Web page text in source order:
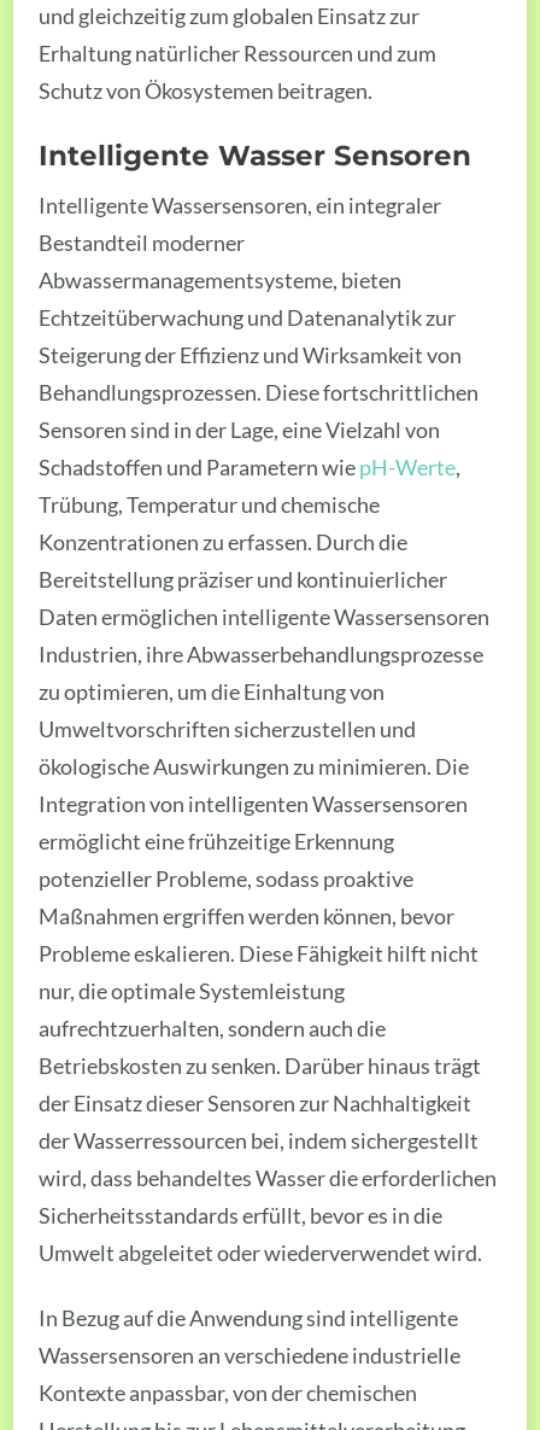
und gleichzeitig zum globalen Einsatz zur
Erhaltung natürlicher Ressourcen und zum
Schutz von Ökosystemen beitragen.
Intelligente Wasser Sensoren
Intelligente Wassersensoren, ein integraler
Bestandteil moderner
Abwassermanagementsysteme, bieten
Echtzeitüberwachung und Datenanalytik zur
Steigerung der Effizienz und Wirksamkeit von
Behandlungsprozessen. Diese fortschrittlichen
Sensoren sind in der Lage, eine Vielzahl von
Schadstoffen und Parametern wiepH-Werte,
Trübung, Temperatur und chemische
Konzentrationen zu erfassen. Durch die
Bereitstellung präziser und kontinuierlicher
Daten ermöglichen intelligente Wassersensoren
Industrien, ihre Abwasserbehandlungsprozesse
zu optimieren, um die Einhaltung von
Umweltvorschriften sicherzustellen und
ökologische Auswirkungen zu minimieren. Die
Integration von intelligenten Wassersensoren
ermöglicht eine frühzeitige Erkennung
potenzieller Probleme, sodass proaktive
Maßnahmen ergriffen werden können, bevor
Probleme eskalieren. Diese Fähigkeit hilft nicht
nur, die optimale Systemleistung
aufrechtzuerhalten, sondern auch die
Betriebskosten zu senken. Darüber hinaus trägt
der Einsatz dieser Sensoren zur Nachhaltigkeit
der Wasserressourcen bei, indem sichergestellt
wird, dass behandeltes Wasser die erforderlichen
Sicherheitsstandards erfüllt, bevor es in die
Umwelt abgeleitet oder wiederverwendet wird.
In Bezug auf die Anwendung sind intelligente
Wassersensoren an verschiedene industrielle
Kontexte anpassbar, von der chemischen